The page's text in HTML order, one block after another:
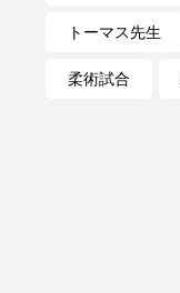
トーマス先生
柔術試合